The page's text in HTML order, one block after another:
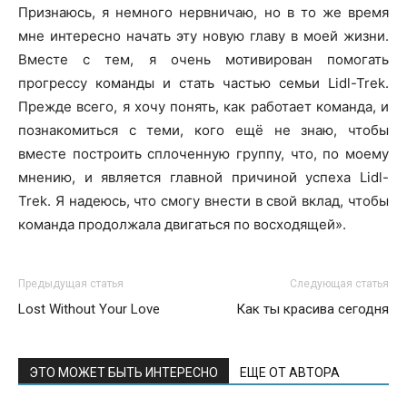
Признаюсь, я немного нервничаю, но в то же время
мне интересно начать эту новую главу в моей жизни.
Вместе с тем, я очень мотивирован помогать
прогрессу команды и стать частью семьи Lidl-Trek.
Прежде всего, я хочу понять, как работает команда, и
познакомиться с теми, кого ещё не знаю, чтобы
вместе построить сплоченную группу, что, по моему
мнению, и является главной причиной успеха Lidl-
Trek. Я надеюсь, что смогу внести в свой вклад, чтобы
команда продолжала двигаться по восходящей».
Предыдущая статья
Lost Without Your Love
Следующая статья
Как ты красива сегодня
ЭТО МОЖЕТ БЫТЬ ИНТЕРЕСНО ЕЩЕ ОТ АВТОРА